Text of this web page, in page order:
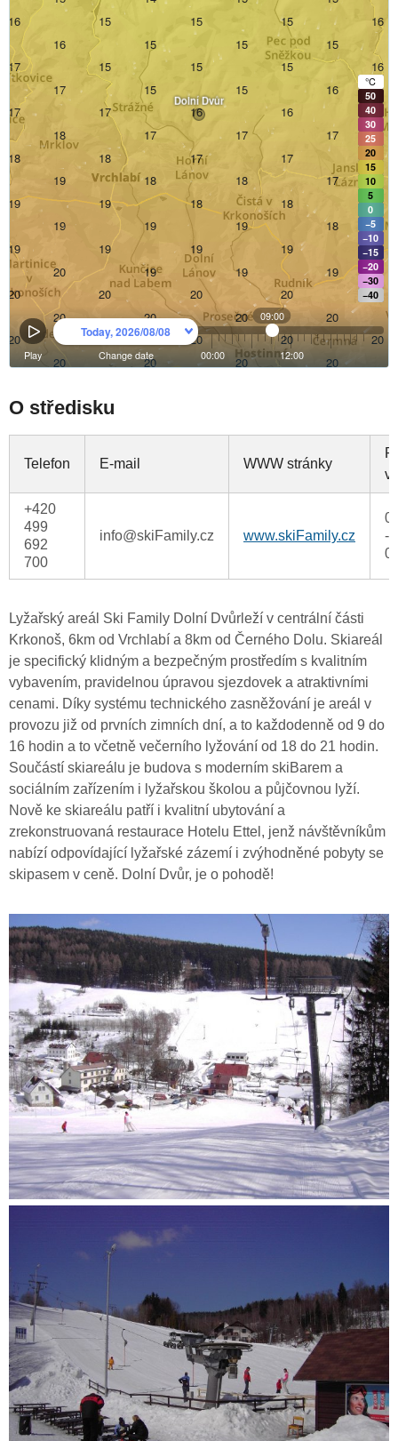
O středisku
Telefon E-mail WWW stránky
+420
499
692
700
info@skiFamily.cz www.skiFamily.cz
-
Lyžařský areál Ski Family Dolní Dvůrleží v centrální části
Krkonoš, 6km od Vrchlabí a 8km od Černého Dolu. Skiareál
je specifický klidným a bezpečným prostředím s kvalitním
vybavením, pravidelnou úpravou sjezdovek a atraktivními
cenami. Díky systému technického zasněžování je areál v
provozu již od prvních zimních dní, a to každodenně od 9 do
16 hodin a to včetně večerního lyžování od 18 do 21 hodin.
Součástí skiareálu je budova s moderním skiBarem a
sociálním zařízením i lyžařskou školou a půjčovnou lyží.
Nově ke skiareálu patří i kvalitní ubytování a
zrekonstruovaná restaurace Hotelu Ettel, jenž návštěvníkům
nabízí odpovídající lyžařské zázemí i zvýhodněné pobyty se
skipasem v ceně. Dolní Dvůr, je o pohodě!